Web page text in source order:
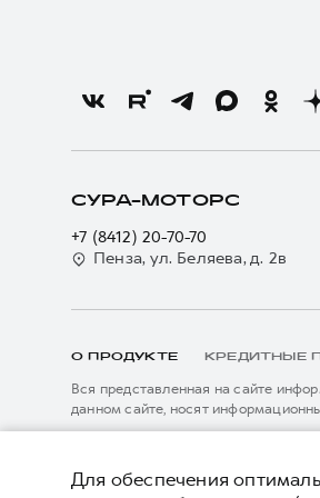
СУРА-МОТОРС
+7 (8412) 20-70-70
Пенза, ул. Беляева, д. 2в
О ПРОДУКТЕ КРЕДИТНЫЕ
Вся представленная на сайте
данном сайте, носят
подробной информации просьба
*5 лет поддержки включают 3 года
описанных в сервисной книжке
Для обеспечения